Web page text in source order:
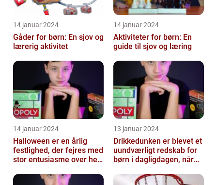
14 januar 2024
Gåder for børn: En sjov og
lærerig aktivitet
14 januar 2024
Aktiviteter for børn: En
guide til sjov og læring
14 januar 2024
Halloween er en årlig
festlighed, der fejres med
stor entusiasme over hele
13 januar 2024
Drikkedunken er blevet et
uundværligt redskab for
børn i dagligdagen, når
drik...